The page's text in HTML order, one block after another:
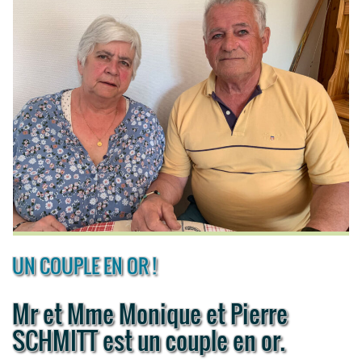
UN COUPLE EN OR !
Mr et Mme Monique et Pierre
SCHMITT est un couple en or.